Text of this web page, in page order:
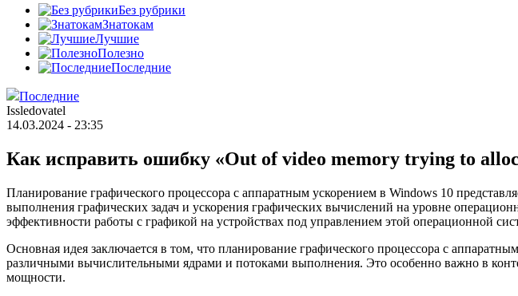
Без рубрики
Знатокам
Лучшие
Полезно
Последние
Последние
Issledovatel
14.03.2024 - 23:35
Как исправить ошибку «Out of video memory trying to
Планирование графического процессора с аппаратным ускорением в Windows 10
выполнения графических задач и ускорения графических вычислений на уровне
эффективности работы с графикой на устройствах под управлением этой операционной
Основная идея заключается в том, что планирование графического процессора с
различными вычислительными ядрами и потоками выполнения. Это особенно важно в
мощности.